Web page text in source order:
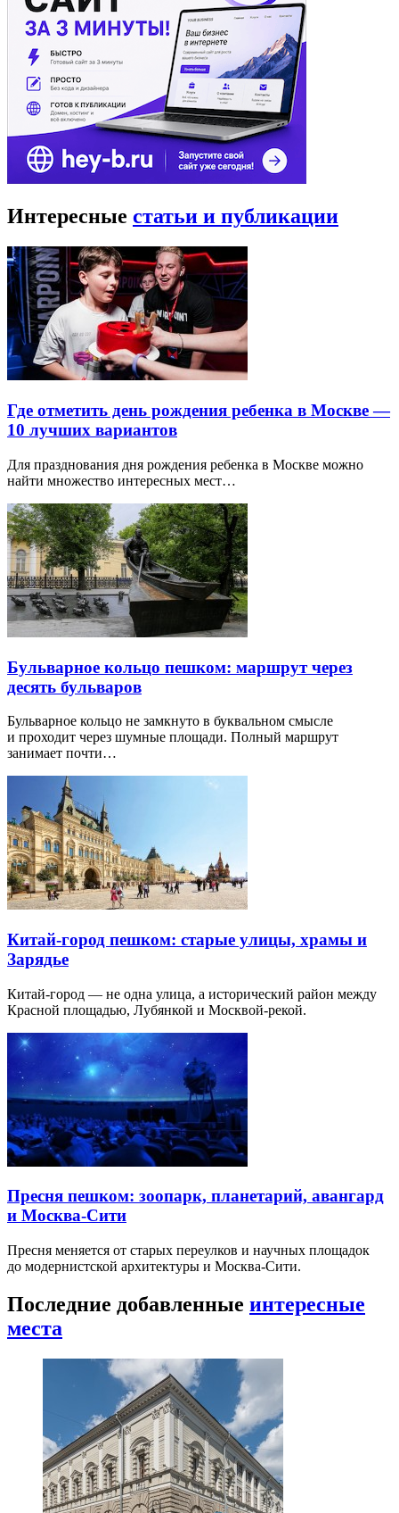
Интересные статьи и публикации
Где отметить день рождения ребенка в Москве —
10 лучших вариантов
Для празднования дня рождения ребенка в Москве можно
найти множество интересных мест…
Бульварное кольцо пешком: маршрут через
десять бульваров
Бульварное кольцо не замкнуто в буквальном смысле
и проходит через шумные площади. Полный маршрут
занимает почти…
Китай-город пешком: старые улицы, храмы и
Зарядье
Китай-город — не одна улица, а исторический район между
Красной площадью, Лубянкой и Москвой-рекой.
Пресня пешком: зоопарк, планетарий, авангард
и Москва-Сити
Пресня меняется от старых переулков и научных площадок
до модернистской архитектуры и Москва-Сити.
Последние добавленные интересные
места